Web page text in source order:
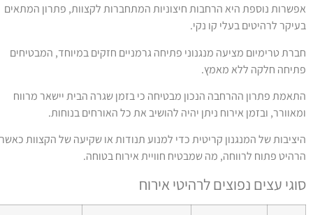
נוספת היא הרחבות חיצוניות המתחברות לקצוות, פתרון המתאים
לרהיטים בעלי קו נקי.
טרימיום מציעה מנגנוני פתיחה גרמניים חזקים במיוחד, המבטיחים
חלקה ללא מאמץ.
פתרון ההרחבה הנכון מבטיחה כי בזמן שגרה הבית יישאר מרווח
ובזמן אירוח ניתן יהיה להושיב את כל האורחים בנוחות.
של המנגנון קריטית כדי למנוע תנודות או שקיעה של הקצוות כאשר
פתוח לרווחה, מה שמבטיח חוויית אירוח בטוחה.
עצים נפוצים לרהיטי אירוח